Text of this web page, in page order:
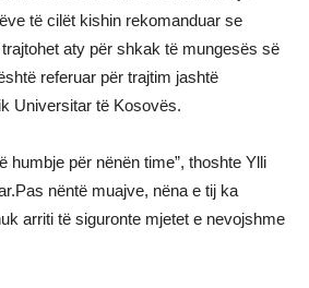
të cilët kishin rekomanduar se
aty për shkak të mungesës së
referuar për trajtim jashtë
Universitar të Kosovës.
humbje për nënën time”, thoshte Ylli
nëntë muajve, nëna e tij ka
arriti të siguronte mjetet e nevojshme